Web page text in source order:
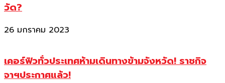
วัด?
26 มกราคม 2023
เคอร์ฟิวทั่วประเทศห้ามเดินทางข้ามจังหวัด! ราชกิจ
จาฯประกาศแล้ว!